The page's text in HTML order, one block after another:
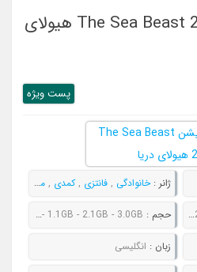
دانلود انیمیشن The Sea Beast 2022 هیولای
پست ويژه
ژانر :خانوادگی , فانتزی ,کمدی , ماجراجویی
حجم : 788MB - 1.1GB - 2.1GB - 3.0GB
زبان : انگلیسی